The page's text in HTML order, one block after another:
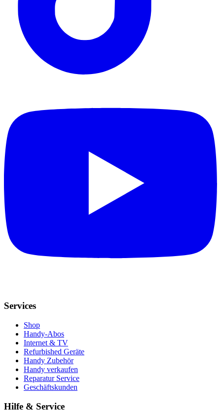
Services
Shop
Handy-Abos
Internet & TV
Refurbished Geräte
Handy Zubehör
Handy verkaufen
Reparatur Service
Geschäftskunden
Hilfe & Service